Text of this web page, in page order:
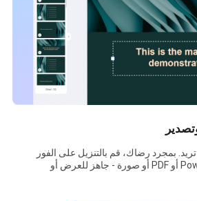
بمجرد رضاك، قم بالتنزيل على الفور
بتنسيق PowerPoint (PPTX) أو PDF أو صورة - جاهز للعرض أو